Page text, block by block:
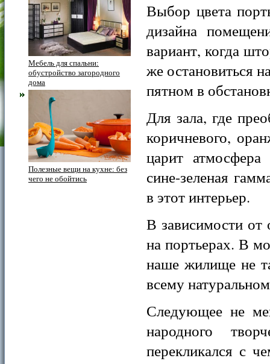
Мебель для спальни:
обустройство загородного
дома
Полезные вещи на кухне: без
чего не обойтись
Выбор цвета
дизайна
вариант, когда
же остановиться
пятном в
Для зала, где
коричневого,
царит
сине-зеленая
в этот интерьер.
В зависимости от
на портьерах. В
наше жилище не
всему
Следующее не
народного
перекликался с